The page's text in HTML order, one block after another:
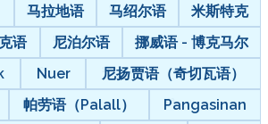
马拉地语 马绍尔语
米斯特克
语 尼泊尔语
挪威语 - 博克马尔
Nuer
尼扬贾语（奇切瓦语）
帕劳语（Palall）
Pangasinan